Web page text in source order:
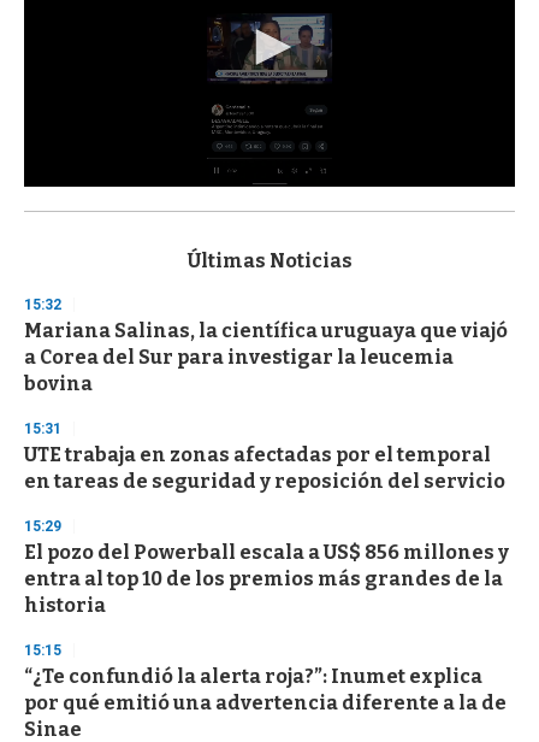
s
d
s
o
f
3
s
e
c
o
d
s
Últimas Noticias
15:32
Mariana Salinas, la científica uruguaya que viajó
a Corea del Sur para investigar la leucemia
bovina
15:31
UTE trabaja en zonas afectadas por el temporal
en tareas de seguridad y reposición del servicio
15:29
El pozo del Powerball escala a US$ 856 millones y
entra al top 10 de los premios más grandes de la
historia
15:15
“¿Te confundió la alerta roja?”: Inumet explica
por qué emitió una advertencia diferente a la de
Sinae